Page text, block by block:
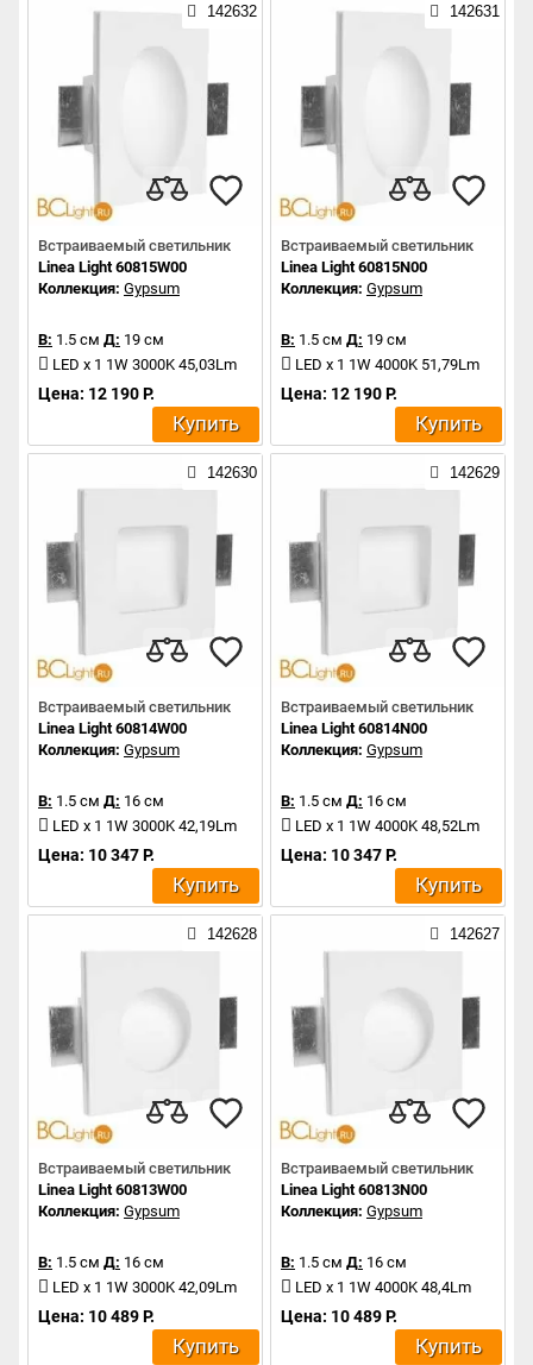
142632
Встраиваемый светильник
Linea Light 60815W00
Коллекция: Gypsum
В: 1.5 см Д: 19 см
LED x 1 1W 3000K 45,03Lm
Цена: 12 190 Р.
Купить
142631
Встраиваемый светильник
Linea Light 60815N00
Коллекция: Gypsum
В: 1.5 см Д: 19 см
LED x 1 1W 4000K 51,79Lm
Цена: 12 190 Р.
Купить
142630
Встраиваемый светильник
Linea Light 60814W00
Коллекция: Gypsum
В: 1.5 см Д: 16 см
LED x 1 1W 3000K 42,19Lm
Цена: 10 347 Р.
Купить
142629
Встраиваемый светильник
Linea Light 60814N00
Коллекция: Gypsum
В: 1.5 см Д: 16 см
LED x 1 1W 4000K 48,52Lm
Цена: 10 347 Р.
Купить
142628
Встраиваемый светильник
Linea Light 60813W00
Коллекция: Gypsum
В: 1.5 см Д: 16 см
LED x 1 1W 3000K 42,09Lm
Цена: 10 489 Р.
Купить
142627
Встраиваемый светильник
Linea Light 60813N00
Коллекция: Gypsum
В: 1.5 см Д: 16 см
LED x 1 1W 4000K 48,4Lm
Цена: 10 489 Р.
Купить